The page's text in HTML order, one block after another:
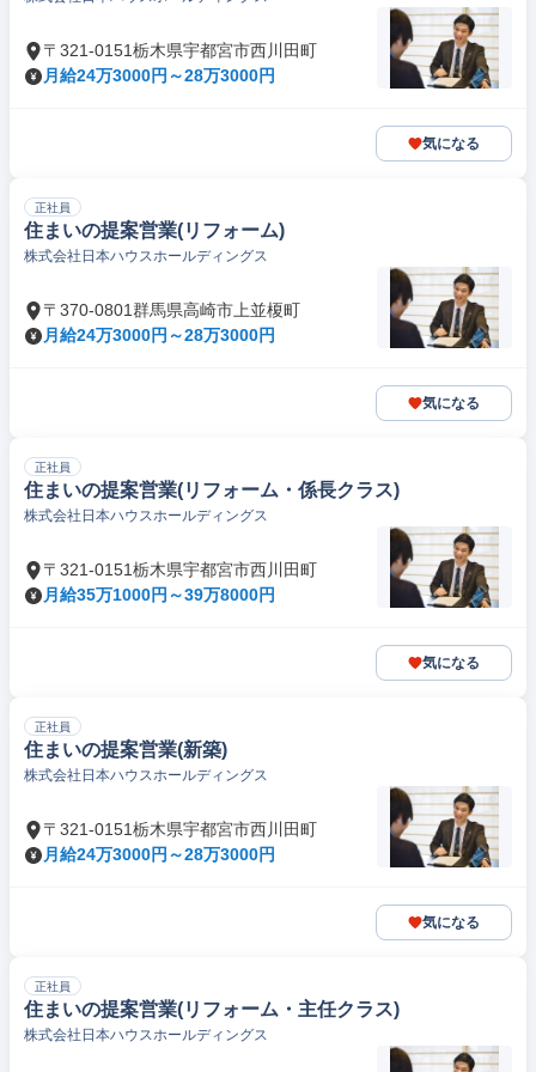
〒321-0151栃木県宇都宮市西川田町
月給24万3000円～28万3000円
気になる
正社員
住まいの提案営業(リフォーム)
株式会社日本ハウスホールディングス
〒370-0801群馬県高崎市上並榎町
月給24万3000円～28万3000円
気になる
正社員
住まいの提案営業(リフォーム・係長クラス)
株式会社日本ハウスホールディングス
〒321-0151栃木県宇都宮市西川田町
月給35万1000円～39万8000円
気になる
正社員
住まいの提案営業(新築)
株式会社日本ハウスホールディングス
〒321-0151栃木県宇都宮市西川田町
月給24万3000円～28万3000円
気になる
正社員
住まいの提案営業(リフォーム・主任クラス)
株式会社日本ハウスホールディングス